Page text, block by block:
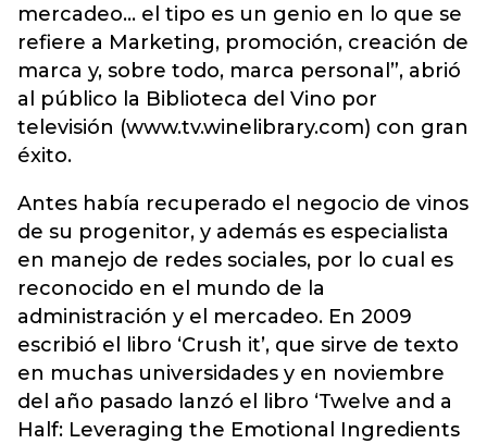
mercadeo... el tipo es un genio en lo que se
refiere a Marketing, promoción, creación de
marca y, sobre todo, marca personal”, abrió
al público la Biblioteca del Vino por
televisión (www.tv.winelibrary.com) con gran
éxito.
Antes había recuperado el negocio de vinos
de su progenitor, y además es especialista
en manejo de redes sociales, por lo cual es
reconocido en el mundo de la
administración y el mercadeo. En 2009
escribió el libro ‘Crush it’, que sirve de texto
en muchas universidades y en noviembre
del año pasado lanzó el libro ‘Twelve and a
Half: Leveraging the Emotional Ingredients